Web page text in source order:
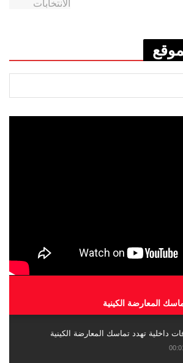
المعارضة الكينية
داخلية تهدد تماسك المعارضة الكينية